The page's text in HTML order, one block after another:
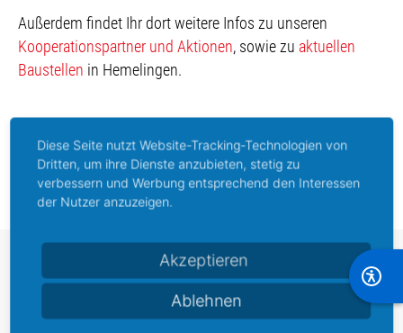
Außerdem findet Ihr dort weitere Infos zu unseren
Kooperationspartner und Aktionen, sowie zu aktuellen
Baustellen in Hemelingen.
Vorheriger Beitrag: Geänderte Öffnungszeiten des Hemelinger Schaufenster No 2
Zurück Nächster Beitrag: Kunstausstellung im Hemelinger Schaufenster No 2
Weiter
Diese Seite nutzt Website-Tracking-Technologien von
Dritten, um ihre Dienste anzubieten, stetig zu
verbessern und Werbung entsprechend den Interessen
der Nutzer anzuzeigen.
Akzeptieren
Ablehnen